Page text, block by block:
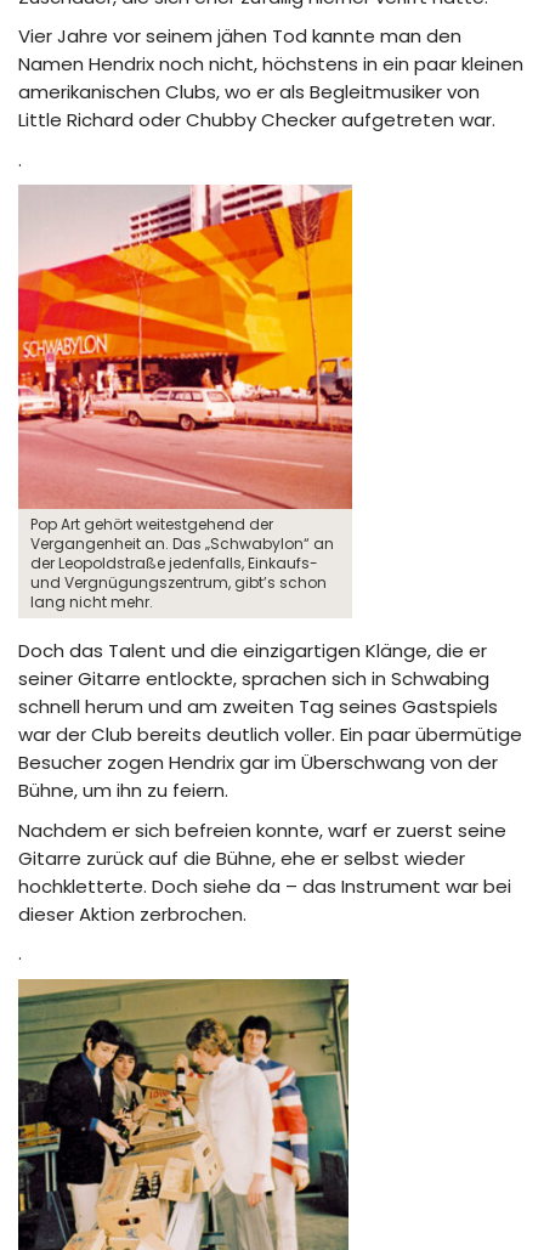
Vier Jahre vor seinem jähen Tod kannte man den
Namen Hendrix noch nicht, höchstens in ein paar kleinen
amerikanischen Clubs, wo er als Begleitmusiker von
Little Richard oder Chubby Checker aufgetreten war.
.
Pop Art gehört weitestgehend der
Vergangenheit an. Das „Schwabylon“ an
der Leopoldstraße jedenfalls, Einkaufs-
und Vergnügungszentrum, gibt’s schon
lang nicht mehr.
Doch das Talent und die einzigartigen Klänge, die er
seiner Gitarre entlockte, sprachen sich in Schwabing
schnell herum und am zweiten Tag seines Gastspiels
war der Club bereits deutlich voller. Ein paar übermütige
Besucher zogen Hendrix gar im Überschwang von der
Bühne, um ihn zu feiern.
Nachdem er sich befreien konnte, warf er zuerst seine
Gitarre zurück auf die Bühne, ehe er selbst wieder
hochkletterte. Doch siehe da – das Instrument war bei
dieser Aktion zerbrochen.
.